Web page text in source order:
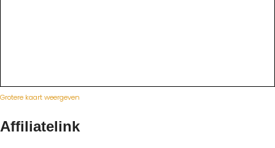
Grotere kaart weergeven
Affiliatelink